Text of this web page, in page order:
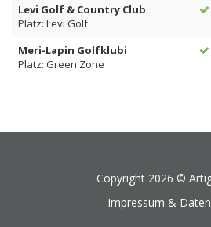
Levi Golf & Country Club
Platz: Levi Golf
Meri-Lapin Golfklubi
Platz: Green Zone
Copyright 2026 ©
Impressum &